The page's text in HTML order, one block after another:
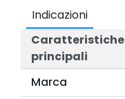
Indicazioni
Caratteristiche
principali
Marca